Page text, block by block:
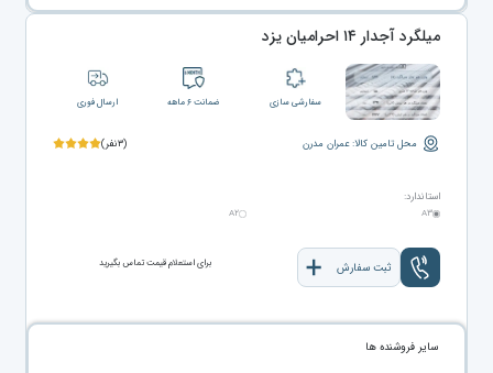
میلگرد آجدار ۱۴ احرامیان یزد
سفارشی سازی ضمانت ۶ ماهه ارسال فوری
محل تامین کالا: عمران مدرن (۳نفر)
استاندارد:
A۳ A۲
ثبت سفارش برای استعلام قیمت تماس بگیرید
سایر فروشنده ها